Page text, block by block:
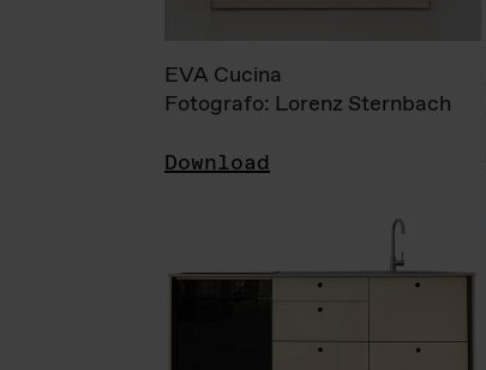
EVA Cucina
Fotografo: Lorenz Sternbach
Download